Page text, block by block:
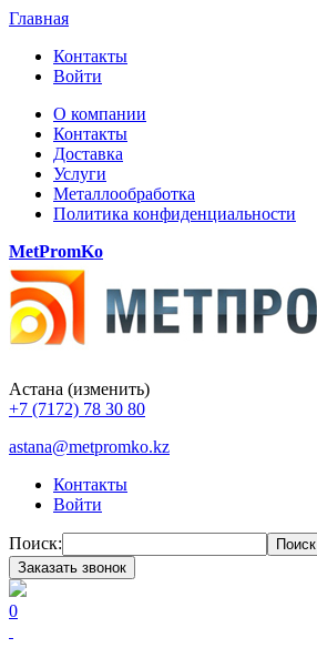
Главная
Контакты
Войти
О компании
Контакты
Доставка
Услуги
Металлообработка
Политика конфиденциальности
MetPromKo
Астана (изменить)
+7 (7172) 78 30 80
astana@metpromko.kz
Контакты
Войти
Поиск:
Поиск
Заказать звонок
0